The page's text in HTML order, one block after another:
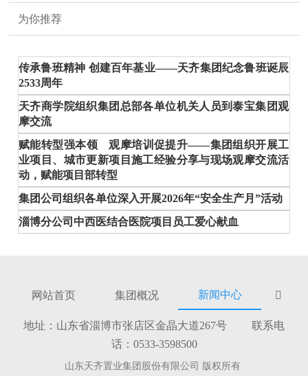
为你推荐
传承鲁班精神 创建百年基业——天齐集团纪念鲁班诞辰
2533周年
天齐商学院组织集团总部各单位机关人员到泰宝集团观
摩交流
赋能转型强本领 观摩培训促提升——集团组织开展工
业项目、城市更新项目施工经验分享与现场观摩交流活
动，赋能项目部转型
集团公司组织各单位深入开展2026年“安全生产月”活动
淄博分公司中西医结合医院项目员工爱心献血
网站首页 集团概况 新闻中心 
地址：山东省淄博市张店区金晶大道267号 联系电
话：0533-3598500
山东天齐置业集团股份有限公司 版权所有